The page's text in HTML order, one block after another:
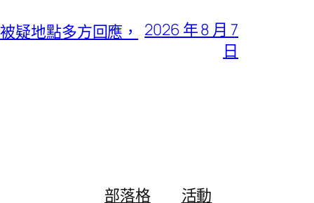
疑地點多方回應，
2026 年 8 月 7
日
部落格 活動